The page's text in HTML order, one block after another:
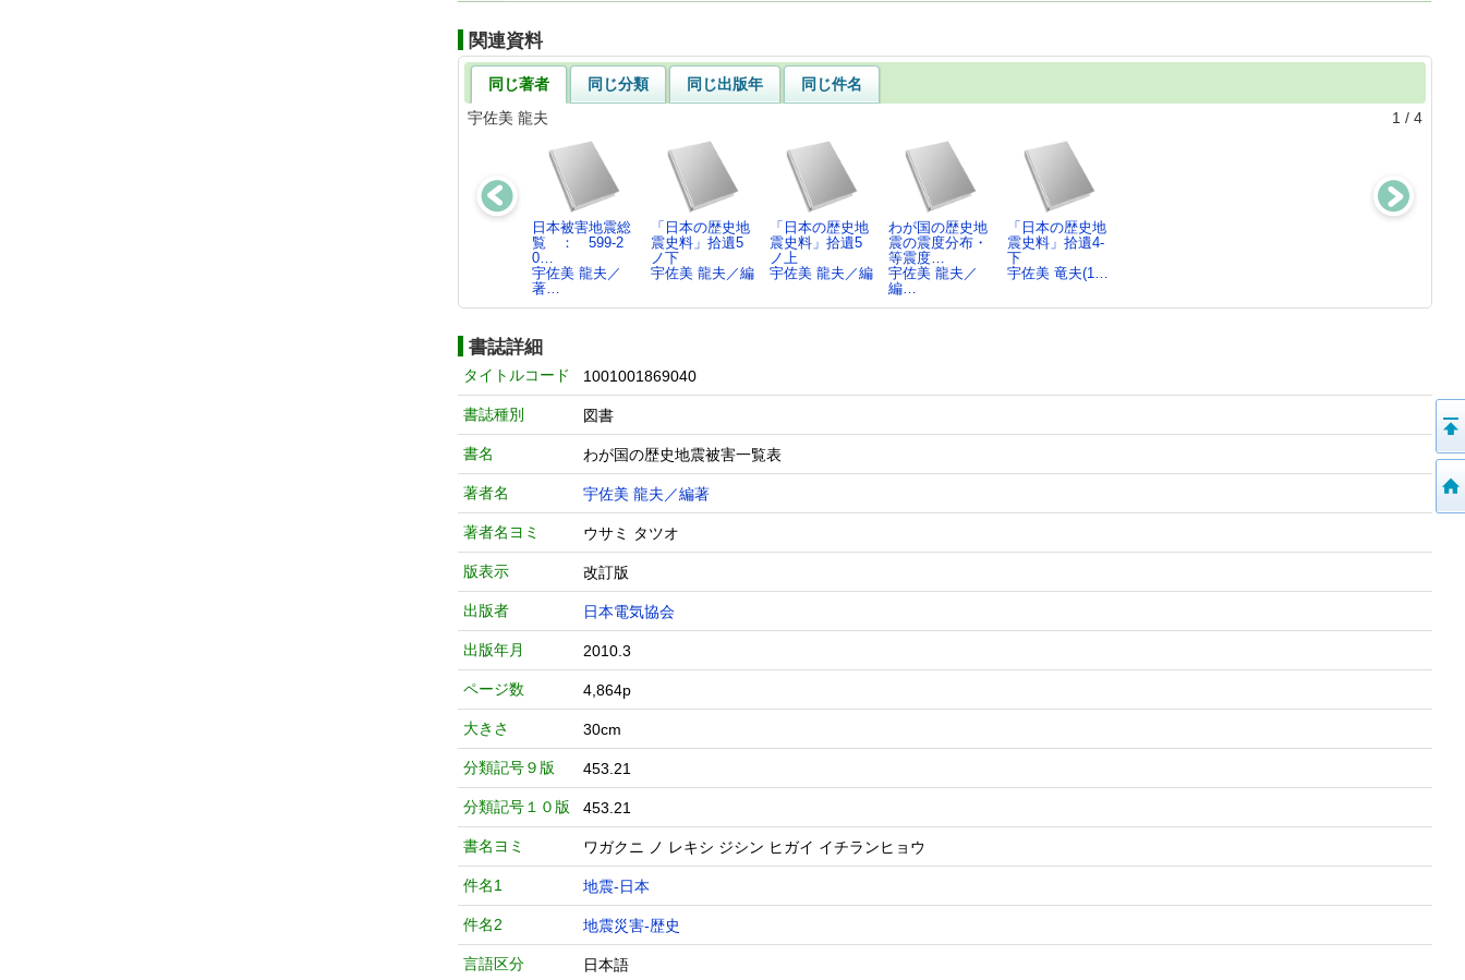
関連資料
同じ著者 同じ分類 同じ出版年
同じ件名
宇佐美 龍夫
1 / 4
日本被害地震総
覧 ： 599-2
0…
宇佐美 龍夫／
著…
「日本の歴史地
震史料」拾遺5
ノ下
宇佐美 龍夫／編
「日本の歴史地
震史料」拾遺5
ノ上
宇佐美 龍夫／編
わが国の歴史地
震の震度分布・
等震度…
宇佐美 龍夫／
編…
「日本の歴史地
震史料」拾遺4-
下
宇佐美 竜夫(1…
書誌詳細
タイトルコード 1001001869040
書誌種別 図書
書名 わが国の歴史地震被害一覧表
著者名 宇佐美 龍夫／編著
著者名ヨミ ウサミ タツオ
版表示 改訂版
出版者 日本電気協会
出版年月 2010.3
ページ数 4,864p
大きさ 30cm
分類記号９版 453.21
分類記号１０版 453.21
書名ヨミ ワガクニ ノ レキシ ジシン ヒガイ イチランヒョウ
件名1 地震-日本
件名2 地震災害-歴史
言語区分 日本語